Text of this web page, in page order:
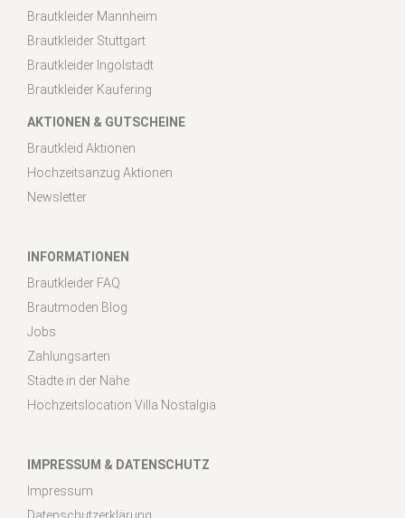
Brautkleider Mannheim
Brautkleider Stuttgart
Brautkleider Ingolstadt
Brautkleider Kaufering
AKTIONEN & GUTSCHEINE
Brautkleid Aktionen
Hochzeitsanzug Aktionen
Newsletter
INFORMATIONEN
Brautkleider FAQ
Brautmoden Blog
Jobs
Zahlungsarten
Städte in der Nähe
Hochzeitslocation Villa Nostalgia
IMPRESSUM & DATENSCHUTZ
Impressum
Datenschutzerklärung